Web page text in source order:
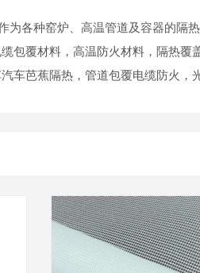
为各种窑炉、高温管道及容器的隔
包覆材料，高温防火材料，隔热
车芭蕉隔热，管道包覆电缆防火，